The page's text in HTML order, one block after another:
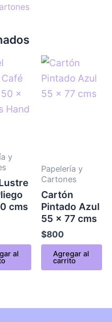
y
cms
al
Papelería y
Cartones
Cartón
Pintado Azul
55 x 77 cms
$800
Agregar al
carrito